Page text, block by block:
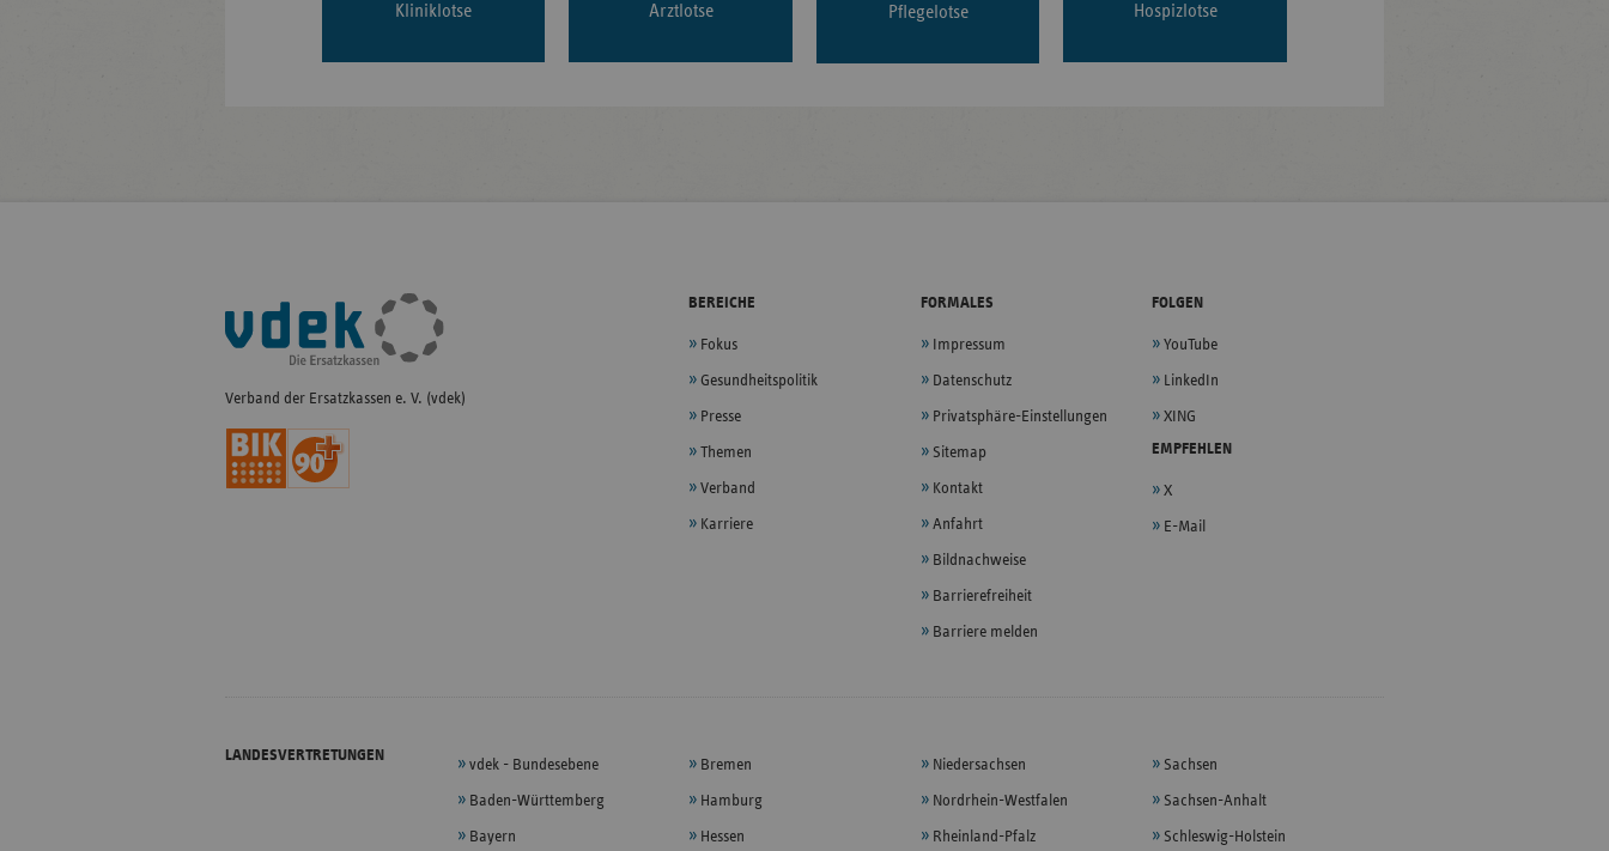
Kliniklotse Arztlotse Pflegelotse Hospizlotse
Fußleisten-
Navigation
Verband der Ersatzkassen e. V. (vdek)
BEREICHE
Fokus
Gesundheitspolitik
Presse
Themen
Verband
Karriere
FORMALES
Impressum
Datenschutz
Privatsphäre-Einstellungen
Sitemap
Kontakt
Anfahrt
Bildnachweise
Barrierefreiheit
Barriere melden
FOLGEN
YouTube
LinkedIn
XING
EMPFEHLEN
X
E-Mail
LANDESVERTRETUNGEN
vdek - Bundesebene
Baden-Württemberg
Bayern
Bremen
Hamburg
Hessen
Niedersachsen
Nordrhein-Westfalen
Rheinland-Pfalz
Sachsen
Sachsen-Anhalt
Schleswig-Holstein